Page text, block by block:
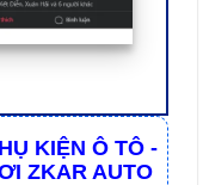
KIỆN Ô TÔ -
ZKAR AUTO